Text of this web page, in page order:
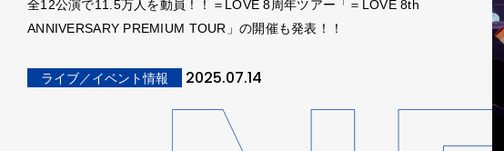
全12公演で11.5万人を動員！！＝LOVE 8周年ツアー「＝LOVE 8th
ANNIVERSARY PREMIUM TOUR」の開催も発表！！
ライブ／イベント情報 2025.07.14